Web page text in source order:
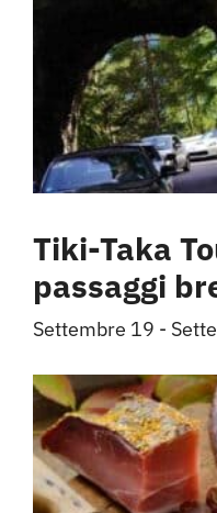
Tiki-Taka
passaggi
Settembre 19 -